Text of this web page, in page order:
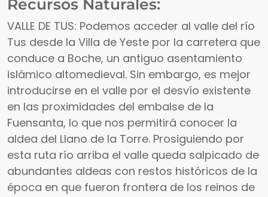
Recursos Naturales:
VALLE DE TUS: Podemos acceder al valle del río
Tus desde la Villa de Yeste por la carretera que
conduce a Boche, un antiguo asentamiento
islámico altomedieval. Sin embargo, es mejor
introducirse en el valle por el desvío existente
en las proximidades del embalse de la
Fuensanta, lo que nos permitirá conocer la
aldea del Llano de la Torre. Prosiguiendo por
esta ruta río arriba el valle queda salpicado de
abundantes aldeas con restos históricos de la
época en que fueron frontera de los reinos de